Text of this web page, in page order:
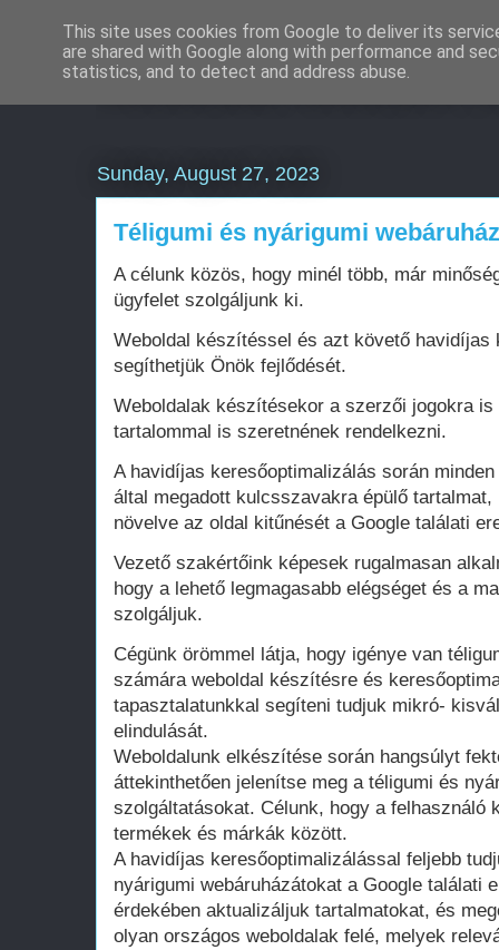
Weboldal készítés
Sunday, August 27, 2023
Téligumi és nyárigumi
A célunk közös, hogy minél több, már
ügyfelet szolgáljunk ki.
Weboldal készítéssel és azt követő havidíjas
segíthetjük Önök fejlődését.
Weboldalak készítésekor a szerzői jogokra
tartalommal is szeretnének rendelkezni.
A havidíjas keresőoptimalizálás során
által megadott kulcsszavakra épülő
növelve az oldal kitűnését a Google találati
Vezető szakértőink képesek rugalmasan
hogy a lehető legmagasabb elégséget és a
szolgáljuk.
Cégünk örömmel látja, hogy igénye van
számára weboldal készítésre és
tapasztalatunkkal segíteni tudjuk mikró-
elindulását.
Weboldalunk elkészítése során hangsúlyt
áttekinthetően jelenítse meg a téligumi és
szolgáltatásokat. Célunk, hogy a felhasználó
termékek és márkák között.
A havidíjas keresőoptimalizálással feljebb
nyárigumi webáruházátokat a Google találati
érdekében aktualizáljuk tartalmatokat, és
olyan országos weboldalak felé, melyek
This site uses cookies from Google to deliver its
are shared with Google along with performance and
statistics, and to detect and address abuse.